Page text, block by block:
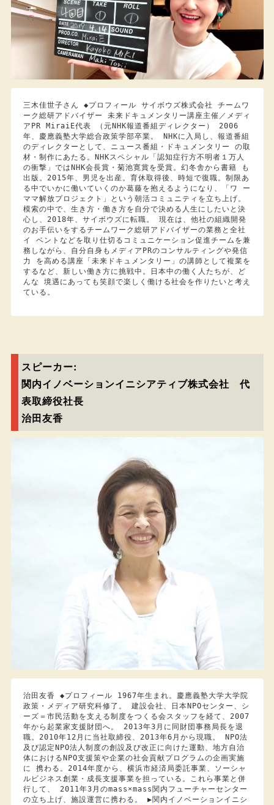
三木佳世子さん ◆プロフィール サイボウズ株式会社 チームワ
ーク総研アドバイザー 未来ドキュメンタリー講座主催／メディ
アPR MiraiE代表 （元NHK報道番組ディレクター） 2006
年、慶應義塾大学総合政策学部卒業。 NHKに入局し、報道番組
のディレクターとして、ニュース番組・ドキュメンタリー の取
材・制作にあたる。NHKスペシャル「認知症行方不明者１万人
の衝撃」ではNHK会長賞・菊池寛賞を受賞。幻冬舎から書籍 も
出版。2015年、男児を出産。育休取得後、時短で復職。制限あ
る中でいかに働いていくのか葛藤を抱えるようになり、「ワ ー
ママ解放プロジェクト」という朝活コミュニティを立ち上げ。
模索の中で、生き方・働き方を自分で決める人生にしたいと決
心し、2018年、サイボウズに転職。 現在は、他社の組織開発
のお手伝いをするチームワーク総研アドバイザーの業務と全社
イ ベントなどを取り仕切るコミュニケーション促進チームを兼
務しながら、自分自身もメディアPRのコンサルティングや発信
力 を高める講座「未来ドキュメンタリー」の講師として複業を
するなど、新しい働き方に挑戦中。日本中の働く人たちが、ど
んな 境遇にあっても笑顔で楽しく働ける社会を作りたいと考え
ている。
スピーカー:
関内イノベーションイニシアティブ株式会社 代
表取締役社長
治田友香
治田友香 ◆プロフィール 1967年生まれ。慶應義塾大学大学院
政策・メディア研究科修了。 建設会社、日本NPOセンター、シ
ーズ＝市民活動を支える制度をつくる会スタッフを経て、2007
年から起業家支援財団へ。 2013年3月に同財団事務局長を退
職。2010年12月に当社取締役、2013年6月から現職。 NPO法
及び認定NPO法人制度の創設及び改正に向けた運動、地方自治
体におけるNPO支援策や企業の社会貢献プログラムの企画実施
に 携わる。2014年度から、横浜市経済局委託事業、ソーシャ
ルビジネス創業・成長支援事業を担っている。これら事業と併
行して、 2011年3月のmass×mass関内フューチャーセンター
の立ち上げ、施設運営に携わる。 ▶︎関内イノベーションイニシ